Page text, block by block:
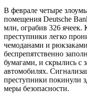
В феврале четыре
помещения Deutsche
млн, ограбив 326 ячеек.
преступники легко
чемоданами и
беспрепятственно
бумагами, и скрылись с
автомобилях.
преступники покинули
меры безопасности.